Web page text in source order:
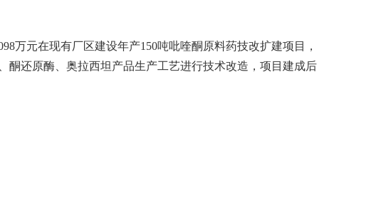
万元在现有厂区建设年产150吨吡喹酮原料药技改扩建项目，
酮还原酶、奥拉西坦产品生产工艺进行技术改造，项目建成后